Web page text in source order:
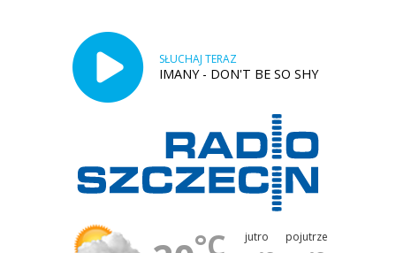
SŁUCHAJ TERAZ
IMANY - DON'T BE SO SHY
jutro pojutrze